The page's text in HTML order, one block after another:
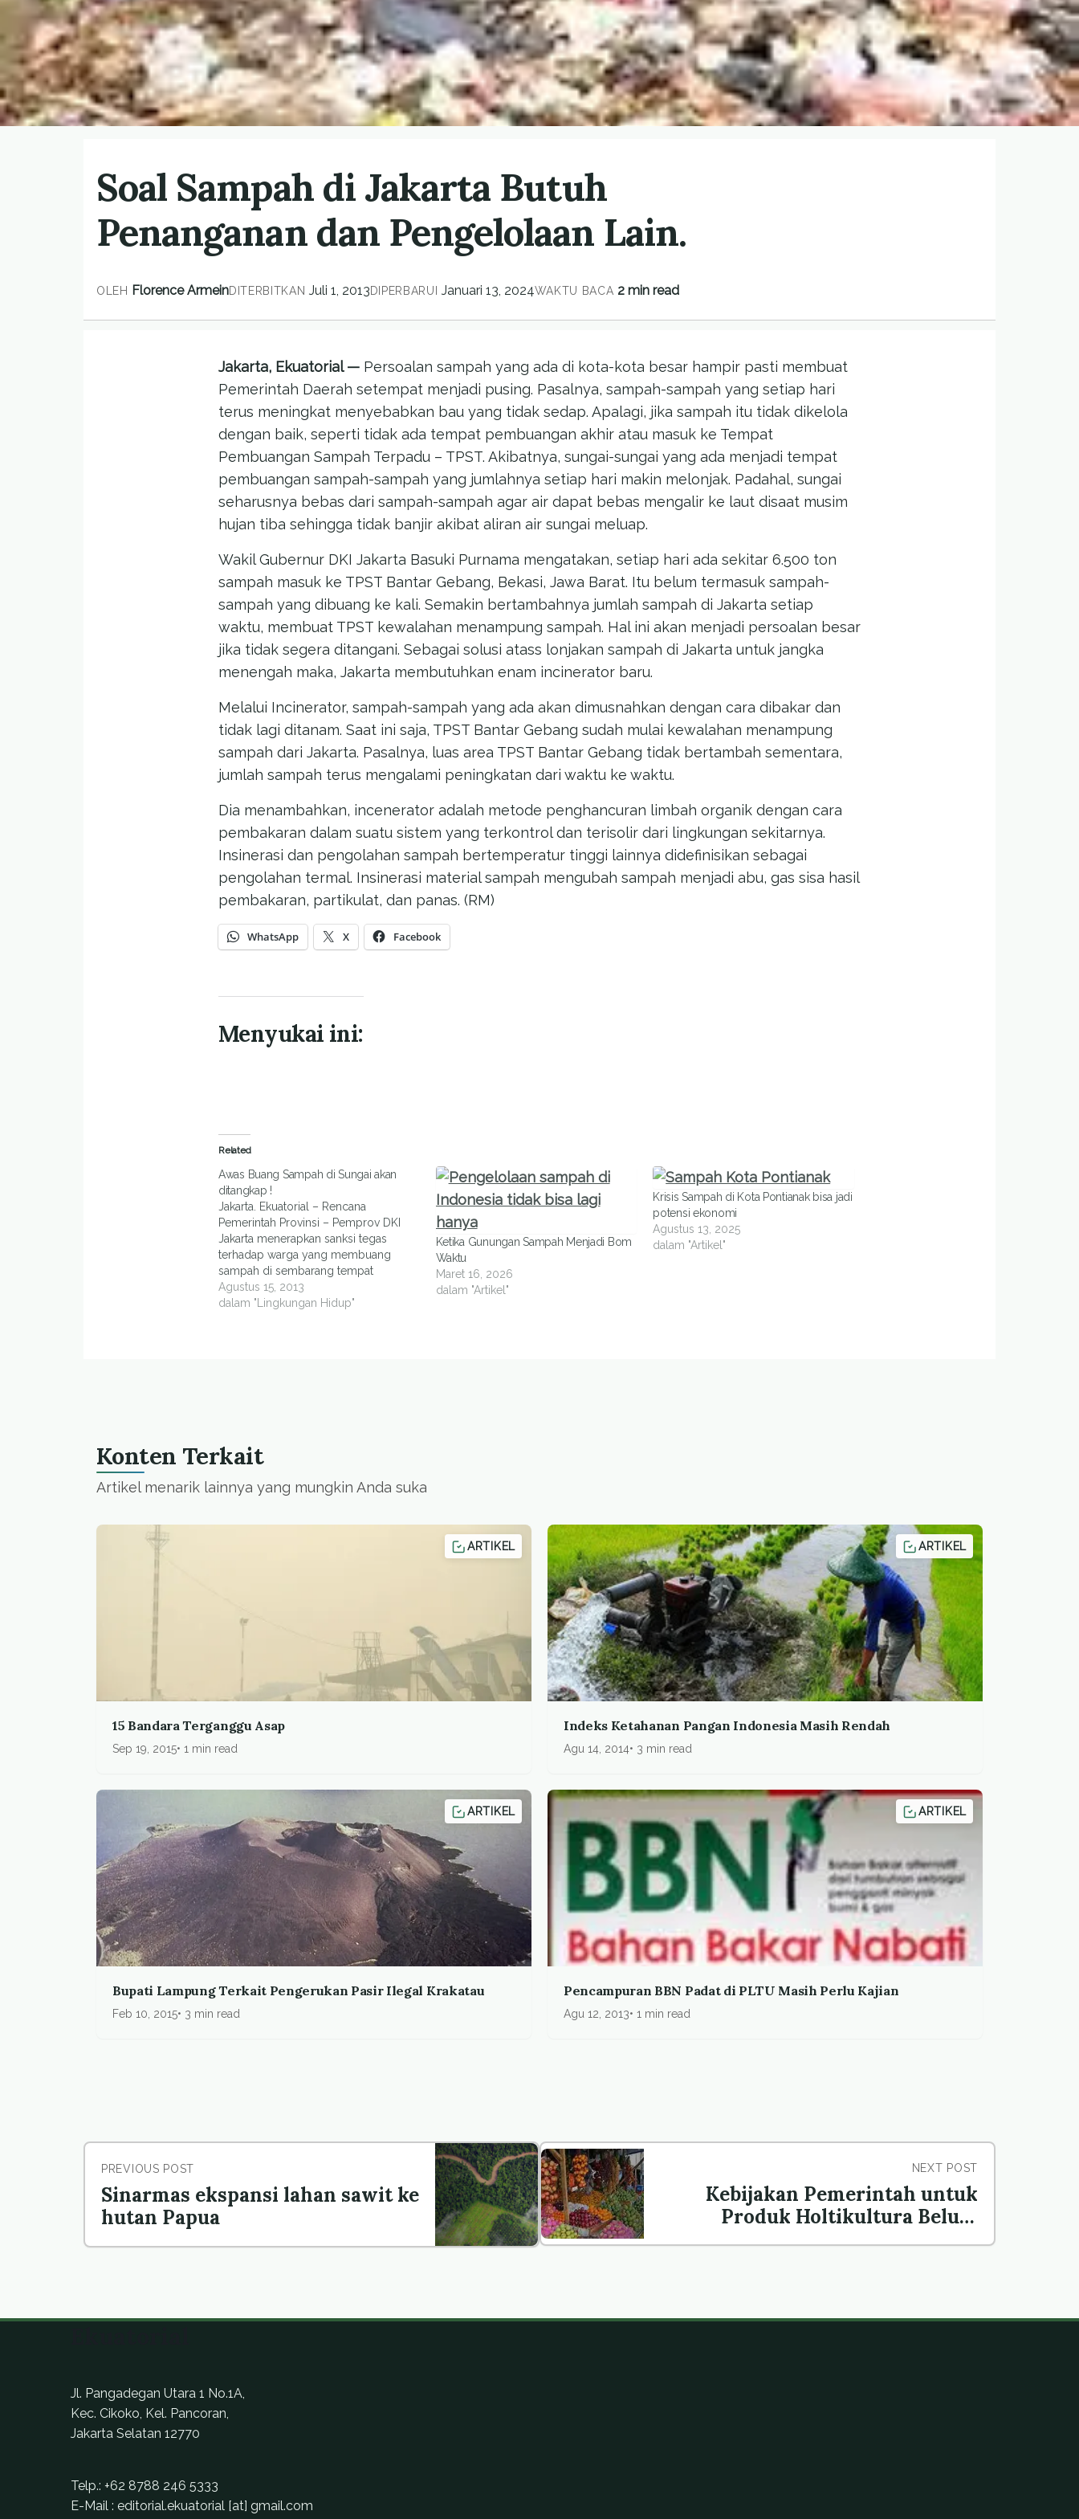
Soal Sampah di Jakarta Butuh
Penanganan dan Pengelolaan Lain.
OLEH Florence ArmeinDITERBITKAN Juli 1, 2013DIPERBARUI Januari 13, 2024WAKTU BACA 2 min read
Jakarta, Ekuatorial — Persoalan sampah yang ada di kota-kota besar hampir pasti membuat
Pemerintah Daerah setempat menjadi pusing. Pasalnya, sampah-sampah yang setiap hari
terus meningkat menyebabkan bau yang tidak sedap. Apalagi, jika sampah itu tidak dikelola
dengan baik, seperti tidak ada tempat pembuangan akhir atau masuk ke Tempat
Pembuangan Sampah Terpadu – TPST. Akibatnya, sungai-sungai yang ada menjadi tempat
pembuangan sampah-sampah yang jumlahnya setiap hari makin melonjak. Padahal, sungai
seharusnya bebas dari sampah-sampah agar air dapat bebas mengalir ke laut disaat musim
hujan tiba sehingga tidak banjir akibat aliran air sungai meluap.
Wakil Gubernur DKI Jakarta Basuki Purnama mengatakan, setiap hari ada sekitar 6.500 ton
sampah masuk ke TPST Bantar Gebang, Bekasi, Jawa Barat. Itu belum termasuk sampah-
sampah yang dibuang ke kali. Semakin bertambahnya jumlah sampah di Jakarta setiap
waktu, membuat TPST kewalahan menampung sampah. Hal ini akan menjadi persoalan besar
jika tidak segera ditangani. Sebagai solusi atass lonjakan sampah di Jakarta untuk jangka
menengah maka, Jakarta membutuhkan enam incinerator baru.
Melalui Incinerator, sampah-sampah yang ada akan dimusnahkan dengan cara dibakar dan
tidak lagi ditanam. Saat ini saja, TPST Bantar Gebang sudah mulai kewalahan menampung
sampah dari Jakarta. Pasalnya, luas area TPST Bantar Gebang tidak bertambah sementara,
jumlah sampah terus mengalami peningkatan dari waktu ke waktu.
Dia menambahkan, incenerator adalah metode penghancuran limbah organik dengan cara
pembakaran dalam suatu sistem yang terkontrol dan terisolir dari lingkungan sekitarnya.
Insinerasi dan pengolahan sampah bertemperatur tinggi lainnya didefinisikan sebagai
pengolahan termal. Insinerasi material sampah mengubah sampah menjadi abu, gas sisa hasil
pembakaran, partikulat, dan panas. (RM)
WhatsApp X Facebook
Menyukai ini:
Related
Awas Buang Sampah di Sungai akan
ditangkap !
Jakarta. Ekuatorial – Rencana
Pemerintah Provinsi – Pemprov DKI
Jakarta menerapkan sanksi tegas
terhadap warga yang membuang
sampah di sembarang tempat
termasuk sungai dan kali patut
mendapatkan dukungan dari semua
Agustus 15, 2013
dalam "Lingkungan Hidup"
Ketika Gunungan Sampah Menjadi Bom
Waktu
Maret 16, 2026
dalam "Artikel"
Krisis Sampah di Kota Pontianak bisa jadi
potensi ekonomi
Agustus 13, 2025
dalam "Artikel"
Konten Terkait
Artikel menarik lainnya yang mungkin Anda suka
ARTIKEL
15 Bandara Terganggu Asap
Sep 19, 2015 1 min read
ARTIKEL
Indeks Ketahanan Pangan Indonesia Masih Rendah
Agu 14, 2014 3 min read
ARTIKEL
Bupati Lampung Terkait Pengerukan Pasir Ilegal Krakatau
Feb 10, 2015 3 min read
ARTIKEL
Pencampuran BBN Padat di PLTU Masih Perlu Kajian
Agu 12, 2013 1 min read
PREVIOUS POST
Sinarmas ekspansi lahan sawit ke
hutan Papua
NEXT POST
Kebijakan Pemerintah untuk
Produk Holtikultura Belum
Sepenuhnya.
Jl. Pangadegan Utara 1 No.1A,
Kec. Cikoko, Kel. Pancoran,
Jakarta Selatan 12770
Telp.: +62 8788 246 5333
E-Mail : editorial.ekuatorial [at] gmail.com